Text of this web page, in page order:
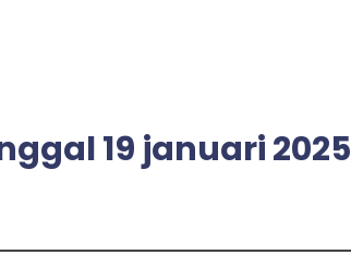
19 januari 2025